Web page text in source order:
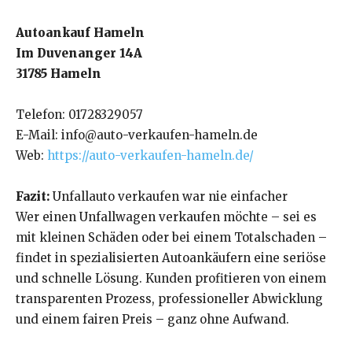
Autoankauf Hameln
Im Duvenanger 14A
31785 Hameln
Telefon: 01728329057
E-Mail: info@auto-verkaufen-hameln.de
Web: https://auto-verkaufen-hameln.de/
Fazit: Unfallauto verkaufen war nie einfacher
Wer einen Unfallwagen verkaufen möchte – sei es
mit kleinen Schäden oder bei einem Totalschaden –
findet in spezialisierten Autoankäufern eine seriöse
und schnelle Lösung. Kunden profitieren von einem
transparenten Prozess, professioneller Abwicklung
und einem fairen Preis – ganz ohne Aufwand.